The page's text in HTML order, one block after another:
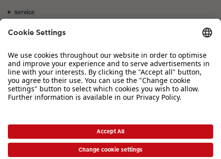
Service
Sortiment
Inspiration
Bei Fragen zu Produkten oder der Bestellung können Sie uns gerne von